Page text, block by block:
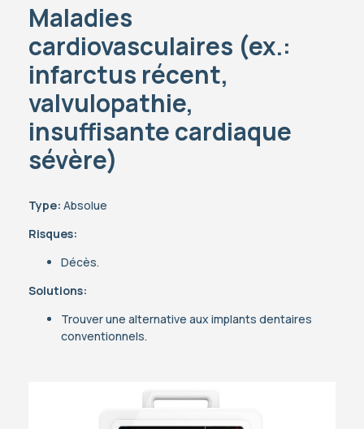
Maladies
cardiovasculaires (ex.:
infarctus récent,
valvulopathie,
insuffisante cardiaque
sévère)
Type: Absolue
Risques:
Décès.
Solutions:
Trouver une alternative aux implants dentaires
conventionnels.